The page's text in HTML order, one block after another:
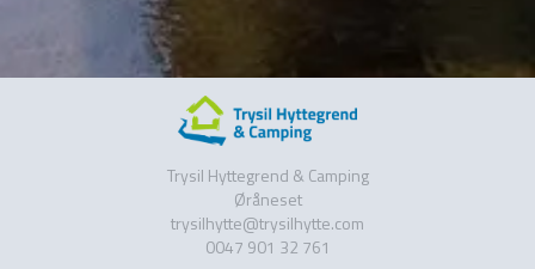
Trysil Hyttegrend & Camping
Øråneset
trysilhytte@trysilhytte.com
0047 901 32 761